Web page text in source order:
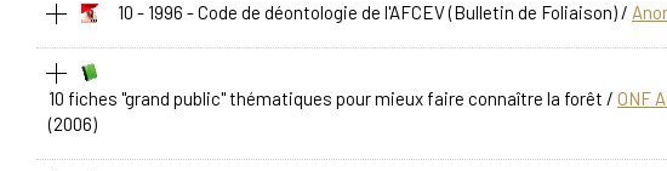
10 - 1996 - Code de déontologie de l'AFCEV(Bulletin de Foliaison)/
10 fiches "grand public" thématiques pour mieux faire connaître la forêt / ONF
(2006)